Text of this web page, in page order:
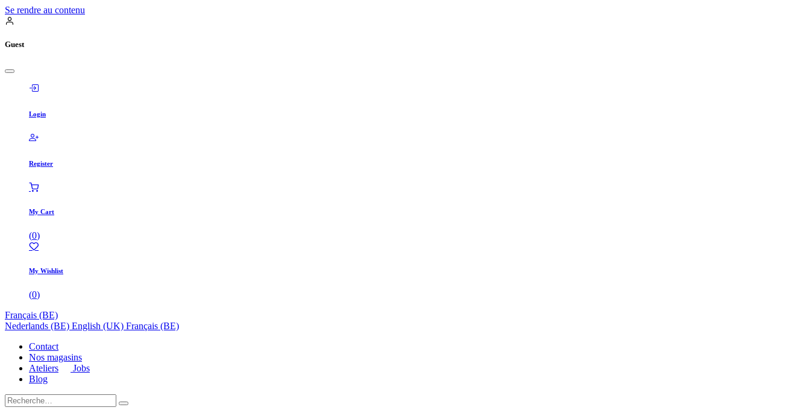
Se rendre au contenu
Guest
Login
Register
My Cart
(0)
My Wishlist
(0)
Français (BE)
Nederlands (BE) English (UK) Français (BE)
Contact
Nos magasins
Ateliers
Jobs
Blog